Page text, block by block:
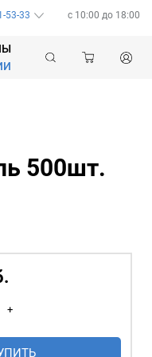
53-33 c 10:00 до 18:00
500шт.
+